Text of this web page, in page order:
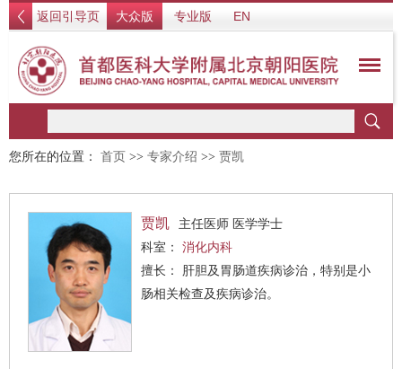
返回引导页 大众版 专业版 EN
您所在的位置： 首页 >> 专家介绍 >> 贾凯
贾凯
主任医师 医学学士
科室： 消化内科
擅长： 肝胆及胃肠道疾病诊治，特别是小
肠相关检查及疾病诊治。